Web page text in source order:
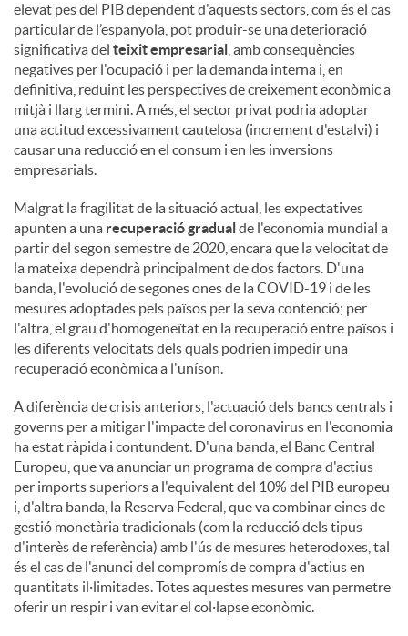
elevat pes del PIB dependent d'aquests sectors, com és el cas
particular de l’espanyola, pot produir-se una deterioració
significativa del teixit empresarial , amb conseqüències
negatives per l'ocupació i per la demanda interna i, en
definitiva, reduint les perspectives de creixement econòmic a
mitjà i llarg termini. A més, el sector privat podria adoptar
una actitud excessivament cautelosa (increment d'estalvi) i
causar una reducció en el consum i en les inversions
empresarials.
Malgrat la fragilitat de la situació actual, les expectatives
apunten a una recuperació gradualde l'economia mundial a
partir del segon semestre de 2020, encara que la velocitat de
la mateixa dependrà principalment de dos factors. D'una
banda, l'evolució de segones ones de la COVID-19 i de les
mesures adoptades pels països per la seva contenció; per
l'altra, el grau d'homogeneïtat en la recuperació entre països i
les diferents velocitats dels quals podrien impedir una
recuperació econòmica a l'uníson.
A diferència de crisis anteriors, l'actuació dels bancs centrals i
governs per a mitigar l'impacte del coronavirus en l'economia
ha estat ràpida i contundent. D'una banda, el Banc Central
Europeu, que va anunciar un programa de compra d'actius
per imports superiors a l'equivalent del 10% del PIB europeu
i, d'altra banda, la Reserva Federal, que va combinar eines de
gestió monetària tradicionals (com la reducció dels tipus
d'interès de referència) amb l'ús de mesures heterodoxes, tal
és el cas de l'anunci del compromís de compra d'actius en
quantitats il·limitades. Totes aquestes mesures van permetre
oferir un respir i van evitar el col·lapse econòmic.